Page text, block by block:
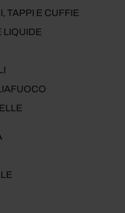
TAPPI E CUFFIE
LIQUIDE